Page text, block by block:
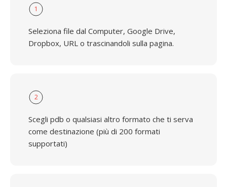
1
Seleziona file dal Computer, Google Drive,
Dropbox, URL o trascinandoli sulla pagina.
2
Scegli pdb o qualsiasi altro formato che ti serva
come destinazione (più di 200 formati
supportati)